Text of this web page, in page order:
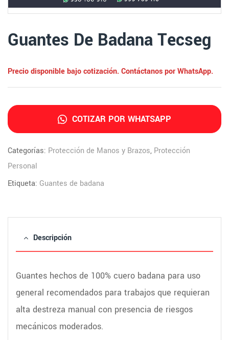
Guantes De Badana Tecseg
Precio disponible bajo cotización. Contáctanos por WhatsApp.
COTIZAR POR WHATSAPP
Categorías: Protección de Manos y Brazos, Protección
Personal
Etiqueta: Guantes de badana
Descripción
Guantes hechos de 100% cuero badana para uso
general recomendados para trabajos que requieran
alta destreza manual con presencia de riesgos
mecánicos moderados.